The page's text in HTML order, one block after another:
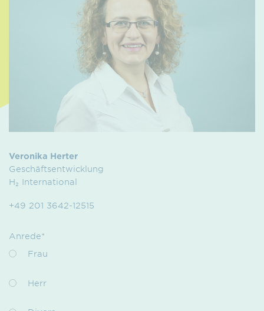
Veronika Herter
Geschäftsentwicklung
H₂ International
+49 201 3642-12515
Anrede*
Frau
Herr